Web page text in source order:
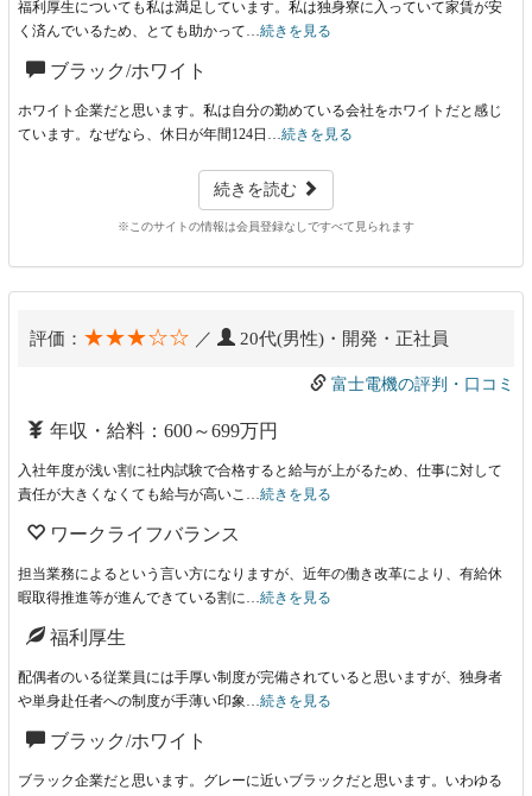
福利厚生についても私は満足しています。私は独身寮に入っていて家賃が安
く済んでいるため、とても助かって…続きを見る
ブラック/ホワイト
ホワイト企業だと思います。私は自分の勤めている会社をホワイトだと感じ
ています。なぜなら、休日が年間124日…続きを見る
続きを読む
※このサイトの情報は会員登録なしですべて見られます
評価： ★★★☆☆ ／ 20代(男性)・開発・正社員
富士電機の評判・口コミ
年収・給料：600～699万円
入社年度が浅い割に社内試験で合格すると給与が上がるため、仕事に対して
責任が大きくなくても給与が高いこ…続きを見る
ワークライフバランス
担当業務によるという言い方になりますが、近年の働き改革により、有給休
暇取得推進等が進んできている割に…続きを見る
福利厚生
配偶者のいる従業員には手厚い制度が完備されていると思いますが、独身者
や単身赴任者への制度が手薄い印象…続きを見る
ブラック/ホワイト
ブラック企業だと思います。グレーに近いブラックだと思います。いわゆる